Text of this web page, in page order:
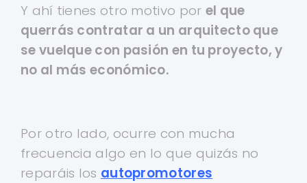
Y ahí tienes otro motivo por el que
querrás contratar a un arquitecto que
se vuelque con pasión en tu proyecto, y
no al más económico.
Por otro lado, ocurre con mucha
frecuencia algo en lo que quizás no
reparáis los autopromotores